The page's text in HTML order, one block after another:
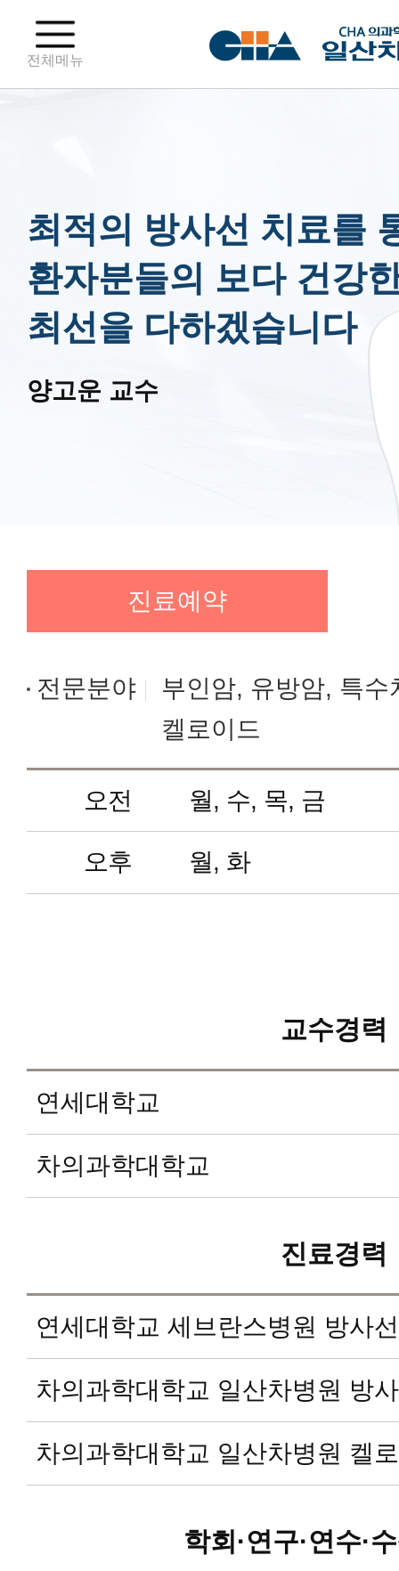
전체메뉴
최적의 방사선 치료를
환자분들의 보다 건강
최선을 다하겠습니다
양고운 교수
진료예약
전문분야
부인암, 유방암, 특
켈로이드
오전 월, 수, 목, 금
오후 월, 화
교수경력
연세대학교
차의과학대학교
진료경력
연세대학교 세브란스병원 방사
차의과학대학교 일산차병원 방
차의과학대학교 일산차병원 켈
학회·연구·연수·